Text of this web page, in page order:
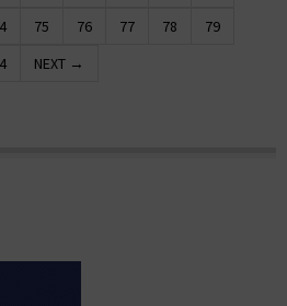
75 76 77 78
79
NEXT →